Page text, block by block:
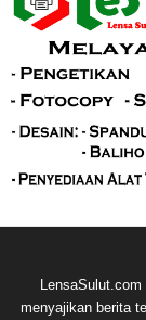
menyajikan berita